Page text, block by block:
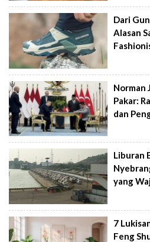
Dari
Alasan
Norman
Pakar:
dan
Liburan
yang
7
Feng